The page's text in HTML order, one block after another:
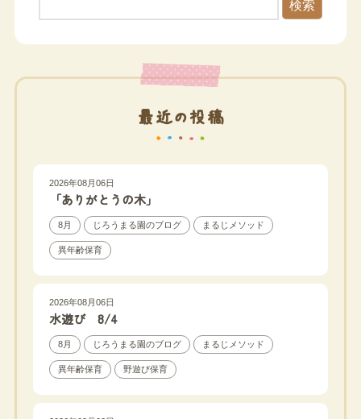
検索
最近の投稿
2026年08月06日
「ありがとうの木」
8月 じろうまる園のブログ まるじメソッド
異年齢保育
2026年08月06日
水遊び 8/4
8月 じろうまる園のブログ まるじメソッド
異年齢保育 野遊び保育